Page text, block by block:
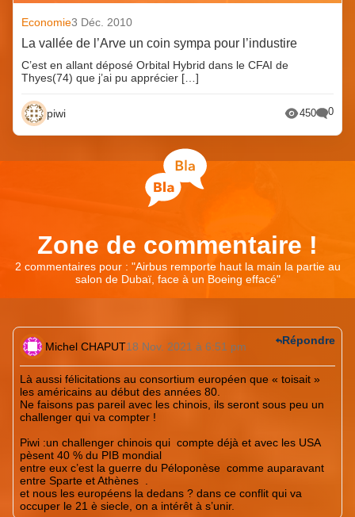
Economie3 Déc. 2010
La vallée de l’Arve un coin sympa pour l’industire
C’est en allant déposé Orbital Hybrid dans le CFAI de
Thyes(74) que j’ai pu apprécier […]
piwi 450 0
Zone de commentaire !
2 commentaires pour : "Airbus remporte haut la main la partie au
salon de Dubaï, face à un Boeing effacé"
Michel CHAPUT18 Nov. 2021 à 6:51 pm
Là aussi félicitations au consortium européen que « toisait »
les américains au début des années 80.
Ne faisons pas pareil avec les chinois, ils seront sous peu un
challenger qui va compter !
Piwi :un challenger chinois qui compte déjà et avec les USA
pèsent 40 % du PIB mondial
entre eux c’est la guerre du Péloponèse comme auparavant
entre Sparte et Athènes .
et nous les européens la dedans ? dans ce conflit qui va
occuper le 21 è siecle, on a intérêt à s’unir.
Répondre